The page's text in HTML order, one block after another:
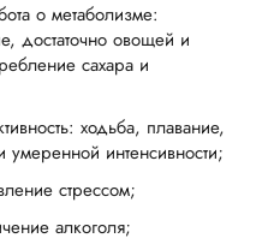
о метаболизме:
достаточно овощей и
сахара и
ходьба, плавание,
умеренной интенсивности;
стрессом;
алкоголя;